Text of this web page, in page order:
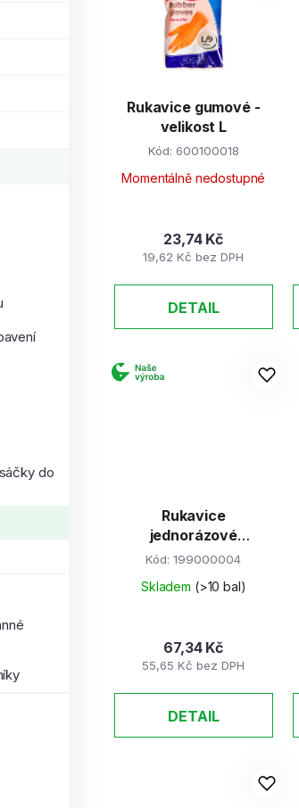
do
Rukavice gumové -
velikost L
Kód: 600100018
Momentálně nedostupné
19,62 Kč bez DPH
23,74 Kč
DETAIL
Rukavice
jednorázové
mikroten - krabička
Kód:199000004
Skladem (>10 bal)
55,65 Kč bez DPH
67,34 Kč
DETAIL